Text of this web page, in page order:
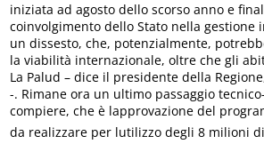
iniziata ad agosto dello scorso anno e
coinvolgimento dello Stato nella gestione
un dissesto, che, potenzialmente,
la viabilità internazionale, oltre che gli
La Palud – dice il presidente della
-. Rimane ora un ultimo passaggio
compiere, che è lapprovazione del
da realizzare per lutilizzo degli 8 milioni